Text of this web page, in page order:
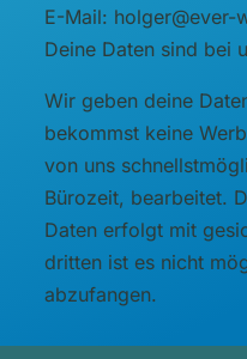
E-Mail: holger@ever-
Deine Daten sind bei
Wir geben deine
bekommst keine
von uns
Bürozeit, bearbeitet.
Daten erfolgt mit
dritten ist es nicht
abzufangen.